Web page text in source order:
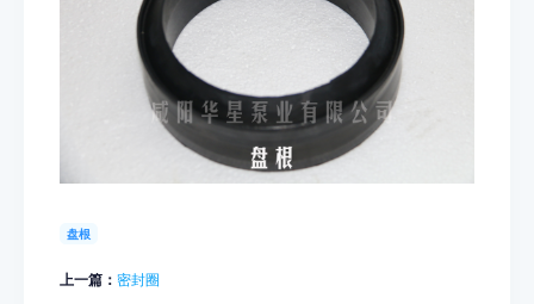
盘根
上一篇： 密封圈